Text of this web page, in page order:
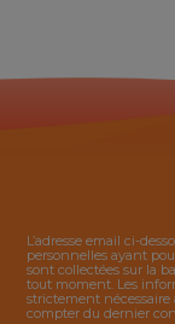
L’adresse email ci-
personnelles ayant
sont collectées sur la
tout moment. Les
strictement nécessaire
compter du dernier